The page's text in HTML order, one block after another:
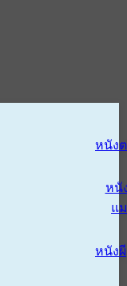
หนัง
หนั
แ
หนังผี